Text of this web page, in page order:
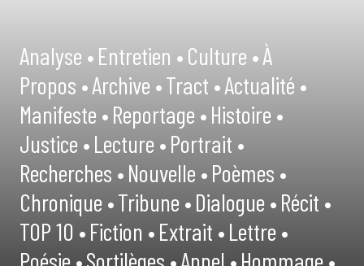
Analyse •Entretien •Culture •À
Propos •Archive •Tract •Actualité •
Manifeste •Reportage •Histoire •
Justice •Lecture •Portrait •
Recherches •Nouvelle •Poèmes •
Chronique •Tribune •Dialogue •Récit •
TOP 10 •Fiction •Extrait •Lettre •